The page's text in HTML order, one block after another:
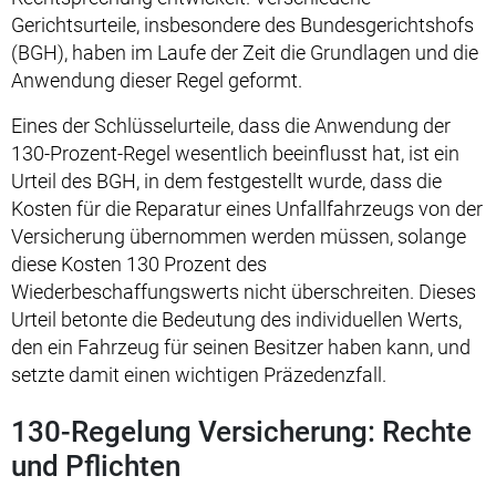
Gerichtsurteile, insbesondere des Bundesgerichtshofs
(BGH), haben im Laufe der Zeit die Grundlagen und die
Anwendung dieser Regel geformt.
Eines der Schlüsselurteile, dass die Anwendung der
130-Prozent-Regel wesentlich beeinflusst hat, ist ein
Urteil des BGH, in dem festgestellt wurde, dass die
Kosten für die Reparatur eines Unfallfahrzeugs von der
Versicherung übernommen werden müssen, solange
diese Kosten 130 Prozent des
Wiederbeschaffungswerts nicht überschreiten. Dieses
Urteil betonte die Bedeutung des individuellen Werts,
den ein Fahrzeug für seinen Besitzer haben kann, und
setzte damit einen wichtigen Präzedenzfall.
130-Regelung Versicherung: Rechte
und Pflichten